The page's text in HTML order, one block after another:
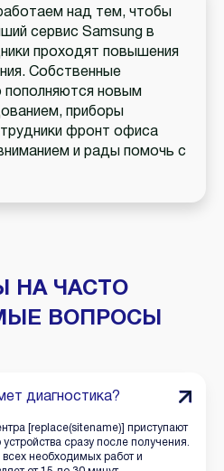
над тем, чтобы
сервис Samsung в
проходят повышения
Собственные
пополняются новым
приборы
фронт офиса
и рады помочь с
НА ЧАСТО
ВОПРОСЫ
диагностика?
[replace(sitename)] приступают
сразу после получения.
необходимых работ и